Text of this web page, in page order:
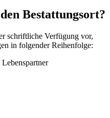
Bestattungsort?
schriftliche Verfügung vor,
in folgender Reihenfolge: